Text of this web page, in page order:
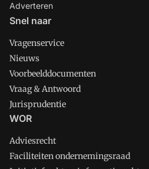
Adverteren
Snel naar
Vragenservice
Nieuws
Voorbeelddocumenten
Vraag & Antwoord
Jurisprudentie
WOR
Adviesrecht
Faciliteiten ondernemingsraad